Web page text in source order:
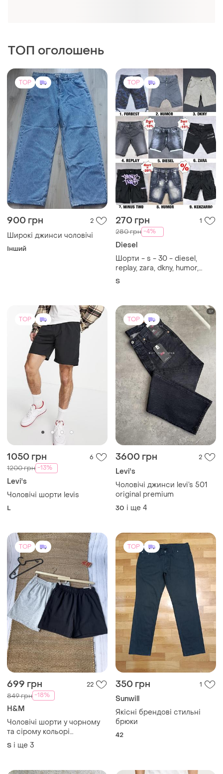
900 грн 2
Широкі джинси чоловічі
Інший
270 грн 1
280 грн -4%
Diesel
Шорти - s - 30 - diesel,
replay, zara, dkny, humor,
minus two, forbest карго
бермуди джинсові чоловічі
S
1050 грн
1200 грн -13%
Levi's
Чоловічі шорти levis
TOP
3600 грн 2
Levi's
Чоловічі джинси levi’s 501
original premium
30 і ще 4
699 грн
849 грн -18%
H&M
Чоловічі шорти у чорному
та сірому кольорі
трьохнитка regular fit h&m
S і ще 3
TOP
350 грн 1
Sunwill
Якісні брендові стильні
брюки
42
TOP TOP